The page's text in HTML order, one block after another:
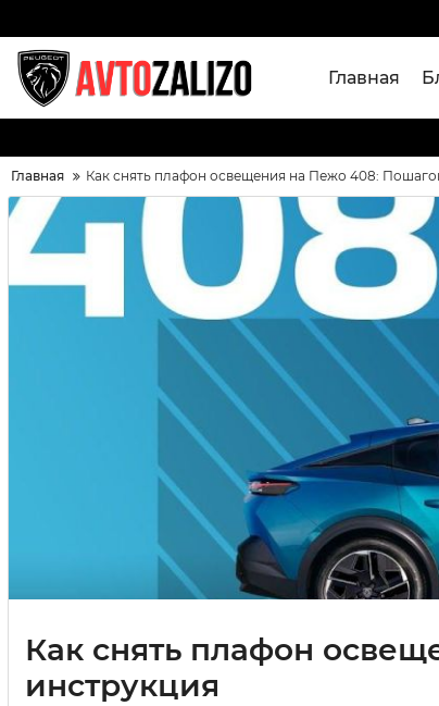
Главная
Главная Как снять плафон освещения на Пежо 408:
Как снять плафон
инструкция